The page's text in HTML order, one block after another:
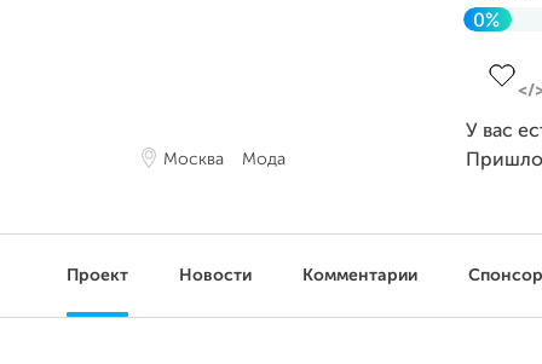
Москва Мода
0%
У вас
Проект Новости Комментарии